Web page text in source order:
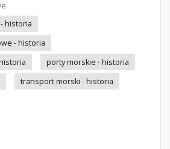
historia
- historia
porty morskie - historia
transport morski - historia